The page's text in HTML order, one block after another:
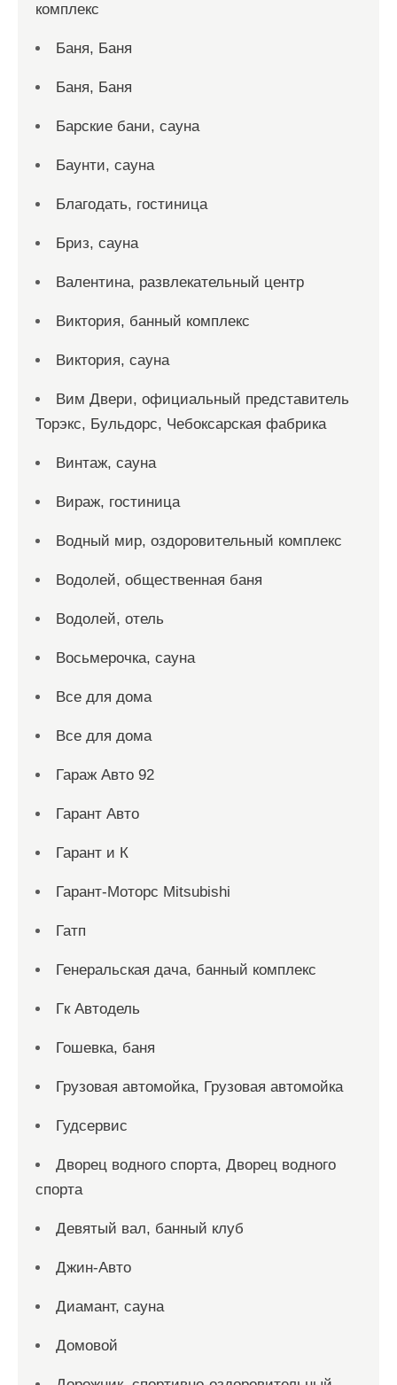
комплекс
Баня, Баня
Баня, Баня
Барские бани, сауна
Баунти, сауна
Благодать, гостиница
Бриз, сауна
Валентина, развлекательный центр
Виктория, банный комплекс
Виктория, сауна
Вим Двери, официальный представитель
Торэкс, Бульдорс, Чебоксарская фабрика
Винтаж, сауна
Вираж, гостиница
Водный мир, оздоровительный комплекс
Водолей, общественная баня
Водолей, отель
Восьмерочка, сауна
Все для дома
Все для дома
Гараж Авто 92
Гарант Авто
Гарант и К
Гарант-Моторс Mitsubishi
Гатп
Генеральская дача, банный комплекс
Гк Автодель
Гошевка, баня
Грузовая автомойка, Грузовая автомойка
Гудсервис
Дворец водного спорта, Дворец водного
спорта
Девятый вал, банный клуб
Джин-Авто
Диамант, сауна
Домовой